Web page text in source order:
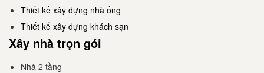
Thiết kế xây dựng nhà ống
Thiết kế xây dựng khách sạn
Xây nhà trọn gói
Nhà 2 tầng